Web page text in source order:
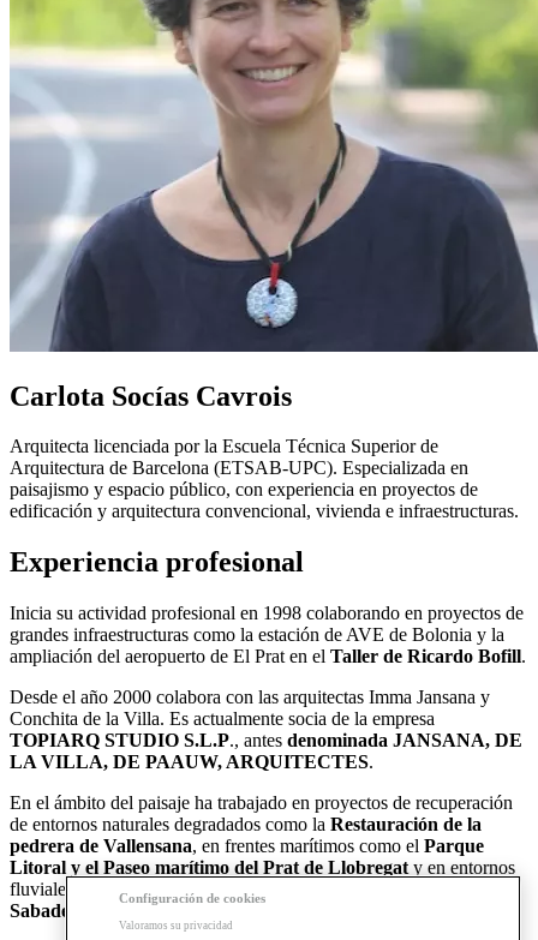
Carlota Socías Cavrois
Arquitecta licenciada por la Escuela Técnica Superior de
Arquitectura de Barcelona (ETSAB-UPC). Especializada en
paisajismo y espacio público, con experiencia en proyectos de
edificación y arquitectura convencional, vivienda e infraestructuras.
Experiencia profesional
Inicia su actividad profesional en 1998 colaborando en proyectos de
grandes infraestructuras como la estación de AVE de Bolonia y la
ampliación del aeropuerto de El Prat en el Taller de Ricardo Bofill.
Desde el año 2000 colabora con las arquitectas Imma Jansana y
Conchita de la Villa. Es actualmente socia de la empresa
TOPIARQ STUDIO S.L.P., antes denominada JANSANA, DE
LA VILLA, DE PAAUW, ARQUITECTES.
En el ámbito del paisaje ha trabajado en proyectos de recuperación
de entornos naturales degradados como la Restauración de la
pedrera de Vallensana, en frentes marítimos como el Parque
Litoral y el Paseo marítimo del Prat de Llobregat y en entornos
fluviales como la Mejora de los Caminos del Río Ripoll en
Sabadell
Configuración de cookies
Valoramos su privacidad